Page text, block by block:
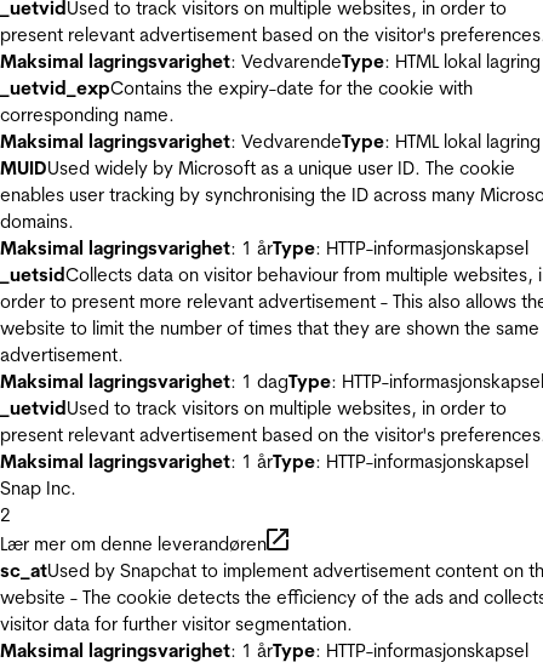
_uetvidUsed to track visitors on multiple websites, in order to
present relevant advertisement based on the visitor's
Maksimal lagringsvarighet: VedvarendeType: HTML lokal lagring
_uetvid_expContains the expiry-date for the cookie with
corresponding name.
Maksimal lagringsvarighet: VedvarendeType: HTML lokal lagring
MUIDUsed widely by Microsoft as a unique user ID. The cookie
enables user tracking by synchronising the ID across many
domains.
Maksimal lagringsvarighet: 1 årType: HTTP-informasjonskapsel
_uetsidCollects data on visitor behaviour from multiple websites,
order to present more relevant advertisement - This also allows
website to limit the number of times that they are shown the same
advertisement.
Maksimal lagringsvarighet: 1 dagType: HTTP-informasjonskapsel
_uetvidUsed to track visitors on multiple websites, in order to
present relevant advertisement based on the visitor's
Maksimal lagringsvarighet: 1 årType: HTTP-informasjonskapsel
Snap Inc.
2
Lær mer om denne leverandøren
sc_atUsed by Snapchat to implement advertisement content on
website - The cookie detects the efficiency of the ads and
visitor data for further visitor segmentation.
Maksimal lagringsvarighet: 1 årType: HTTP-informasjonskapsel